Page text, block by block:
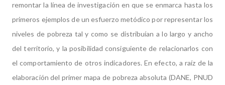
remontar la línea de investigación en que se enmarca hasta los
primeros ejemplos de un esfuerzo metódico por representar los
niveles de pobreza tal y como se distribuían a lo largo y ancho
del territorio, y la posibilidad consiguiente de relacionarlos con
el comportamiento de otros indicadores. En efecto, a raíz de la
elaboración del primer mapa de pobreza absoluta (DANE, PNUD